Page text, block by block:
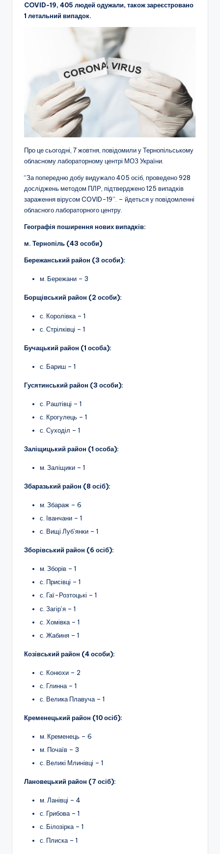
COVID-19, 405 людей одужали, також зареєстровано
1 летальний випадок.
Про це сьогодні, 7 жовтня, повідомили у Тернопільському
обласному лабораторному центрі МОЗ України.
“За попередню добу видужало 405 осіб, проведено 928
досліджень методом ПЛР, підтверджено 125 випадків
зараження вірусом COVID-19”. – йдеться у повідомленні
обласного лабораторного центру.
Географія поширення нових випадків:
м. Тернопіль (43 особи)
Бережанський район (3 особи):
м. Бережани – 3
Борщівський район (2 особи):
с. Королівка – 1
с. Стрілківці – 1
Бучацький район (1 особа):
с. Бариш – 1
Гусятинський район (3 особи):
с. Раштівці – 1
с. Крогулець – 1
с. Суходіл – 1
Заліщицький район (1 особа):
м. Заліщики – 1
Збаразький район (8 осіб):
м. Збараж – 6
с. Іванчани – 1
с. Вищі Луб’янки – 1
Зборівський район (6 осіб):
м. Зборів – 1
с. Присівці – 1
с. Гаї-Розтоцькі – 1
с. Загір’я – 1
с. Хомівка – 1
с. Жабиня – 1
Козівський район (4 особи):
с. Конюхи – 2
с. Глинна – 1
с. Велика Плавуча – 1
Кременецький район (10 осіб):
м. Кременець – 6
м. Почаїв – 3
с. Великі Млинівці – 1
Лановецький район (7 осіб):
м. Ланівці – 4
с. Грибова – 1
с. Білозірка – 1
с. Плиска – 1